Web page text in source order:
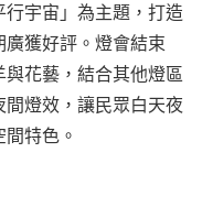
宇宙」為主題，打造
獲好評。燈會結束
花藝，結合其他燈區
燈效，讓民眾白天夜
特色。